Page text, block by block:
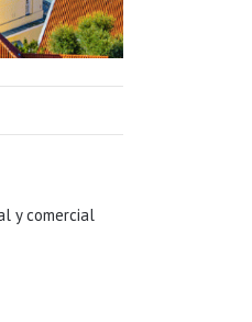
y comercial